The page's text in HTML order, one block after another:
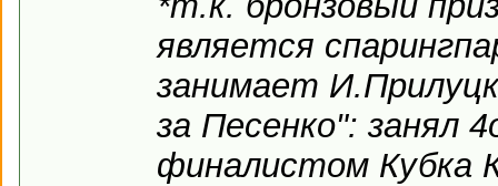
является
занимает
за Песенко": занял
финалистом Кубка